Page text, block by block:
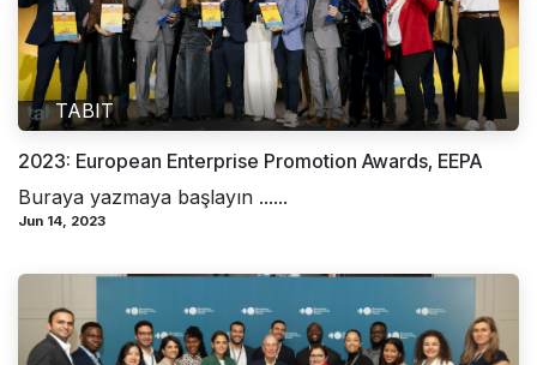
TABIT
2023: European Enterprise Promotion Awards, EEPA
Buraya yazmaya başlayın ......
Jun 14, 2023